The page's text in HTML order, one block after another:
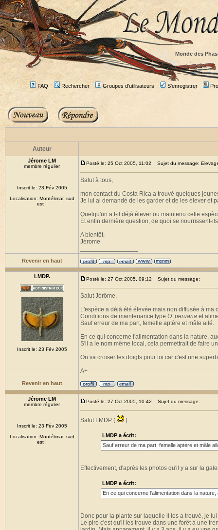
Monde des
FAQ Rechercher Groupes d'utilisateurs S'enregistrer
Auteur
Jérome LM
membre régulier
Inscrit le: 23 Fév 2005
Localisation: Montélimar, sud
est !
Posté le: 25 Oct 2005, 11:02 Sujet du message:
Salut à tous,
mon contact du Costa Rica a trouvé quelques
Je lui ai demandé de les garder et de les élever et
Quelqu'un a t-il déjà élever ou maintenu cette
Et enfin dernière question, de quoi se nourrissent-
A bientôt,
Jérome
Revenir en haut
LMDP.
Inscrit le: 23 Fév 2005
Posté le: 27 Oct 2005, 09:12 Sujet du message:
Salut Jérôme,
L'espèce a déjà été élevée mais non diffusée à ma
Conditions de maintenance type O. peruana et
Sauf erreur de ma part, femelle aptère et mâle ailé.
En ce qui concerne l'alimentation dans la nature,
S'il a le nom même local, cela permettrait de faire
On va croiser les doigts pour toi car c'est une
A+
Revenir en haut
Jérome LM
membre régulier
Inscrit le: 23 Fév 2005
Localisation: Montélimar, sud
est !
Posté le: 27 Oct 2005, 10:42 Sujet du message:
Salut LMDP ( )
LMDP a écrit:
Sauf erreur de ma part, femelle aptère et mâle
Effectivement, d'après les photos qu'il y a sur la
LMDP a écrit:
En ce qui concerne l'alimentation dans la
Donc pour la plante sur laquelle il les a trouvé, je
Le pire c'est qu'il les trouve dans une forêt à une